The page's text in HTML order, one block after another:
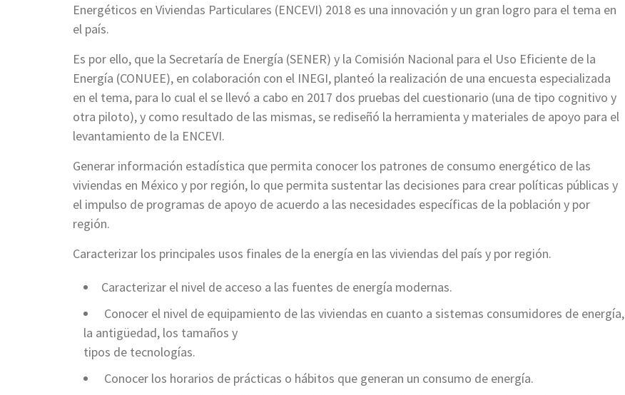
Energéticos en Viviendas Particulares (ENCEVI) 2018 es una innovación y un gran logro para el tema en
el país.
Es por ello, que la Secretaría de Energía (SENER) y la Comisión Nacional para el Uso Eficiente de la
Energía (CONUEE), en colaboración con el INEGI, planteó la realización de una encuesta especializada
en el tema, para lo cual el se llevó a cabo en 2017 dos pruebas del cuestionario (una de tipo cognitivo y
otra piloto), y como resultado de las mismas, se rediseñó la herramienta y materiales de apoyo para el
levantamiento de la ENCEVI.
Generar información estadística que permita conocer los patrones de consumo energético de las
viviendas en México y por región, lo que permita sustentar las decisiones para crear políticas públicas y
el impulso de programas de apoyo de acuerdo a las necesidades específicas de la población y por
región.
Caracterizar los principales usos finales de la energía en las viviendas del país y por región.
Caracterizar el nivel de acceso a las fuentes de energía modernas.
Conocer el nivel de equipamiento de las viviendas en cuanto a sistemas consumidores de energía,
la antigüedad, los tamaños y
tipos de tecnologías.
Conocer los horarios de prácticas o hábitos que generan un consumo de energía.